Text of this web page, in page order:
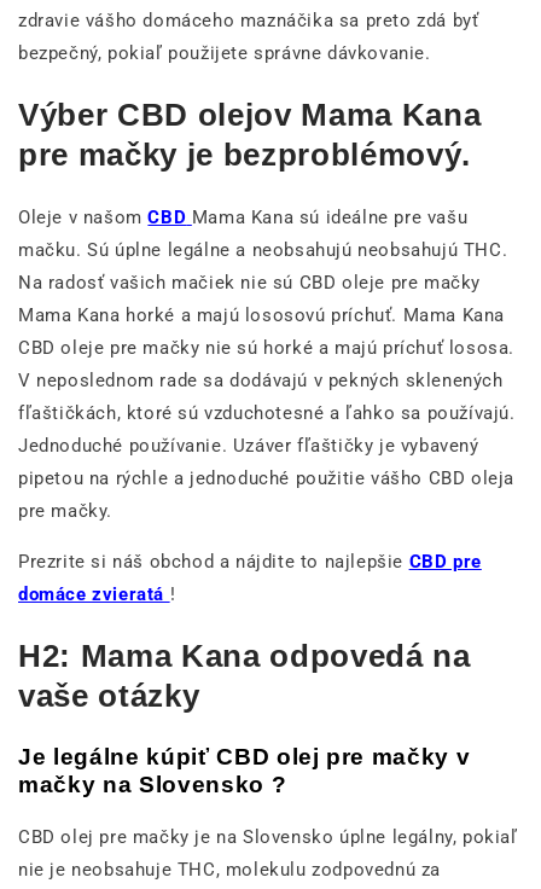
zdravie vášho domáceho maznáčika sa preto zdá byť
bezpečný, pokiaľ použijete správne dávkovanie.
Výber CBD olejov Mama Kana
pre mačky je bezproblémový.
Oleje v našomCBD Mama Kana sú ideálne pre vašu
mačku. Sú úplne legálne a neobsahujú neobsahujú THC.
Na radosť vašich mačiek nie sú CBD oleje pre mačky
Mama Kana horké a majú lososovú príchuť. Mama Kana
CBD oleje pre mačky nie sú horké a majú príchuť lososa.
V neposlednom rade sa dodávajú v pekných sklenených
fľaštičkách, ktoré sú vzduchotesné a ľahko sa používajú.
Jednoduché používanie. Uzáver fľaštičky je vybavený
pipetou na rýchle a jednoduché použitie vášho CBD oleja
pre mačky.
Prezrite si náš obchod a nájdite to najlepšie CBD pre
domáce zvieratá !
H2: Mama Kana odpovedá na
vaše otázky
Je legálne kúpiť CBD olej pre mačky v
mačky na Slovensko ?
CBD olej pre mačky je na Slovensko úplne legálny, pokiaľ
nie je neobsahuje THC, molekulu zodpovednú za